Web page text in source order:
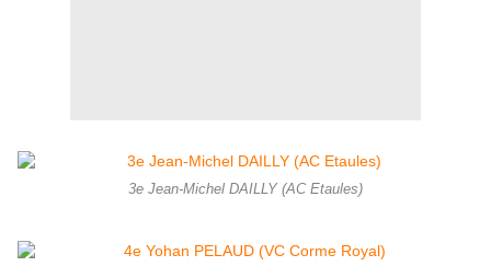
3e Jean-Michel DAILLY (AC Etaules)